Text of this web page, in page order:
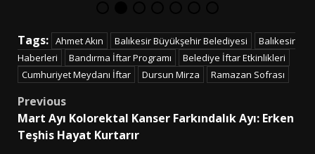
Tags: Ahmet Akın Balıkesir Büyükşehir Belediyesi
Balıkesir
Haberleri
Bandırma İftar Programı
Belediye İftar Etkinlikleri
Cumhuriyet Meydanı İftar
Dursun Mirza Ramazan Sofrası
Post
navigation
Previous
Mart Ayı Kolorektal Kanser Farkındalık Ayı: Erken
Teşhis Hayat Kurtarır